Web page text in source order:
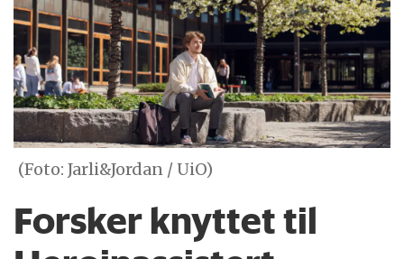
(Foto: Jarli&Jordan / UiO)
Forsker knyttet til